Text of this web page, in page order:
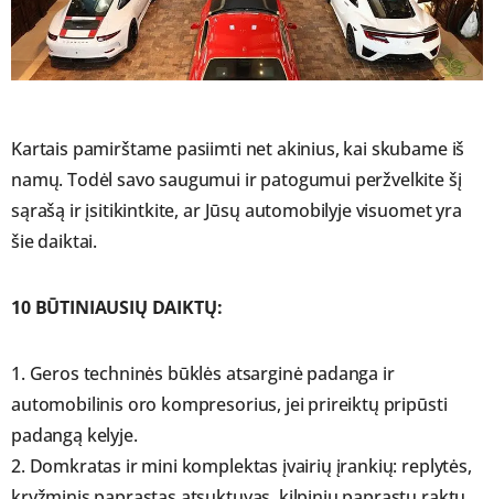
Kartais pamirštame pasiimti net akinius, kai skubame iš
namų. Todėl savo saugumui ir patogumui peržvelkite šį
sąrašą ir įsitikintkite, ar Jūsų automobilyje visuomet yra
šie daiktai.
10 BŪTINIAUSIŲ DAIKTŲ:
1. Geros techninės būklės atsarginė padanga ir
automobilinis oro kompresorius, jei prireiktų pripūsti
padangą kelyje.
2. Domkratas ir mini komplektas įvairių įrankių: replytės,